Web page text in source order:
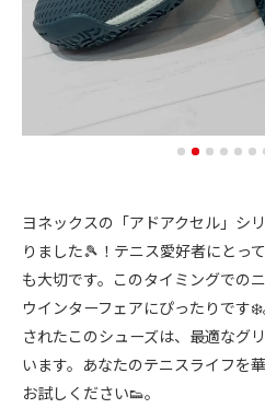
ヨネックスの「アドアクセル」シ
りました🎾！テニス愛好者にとっ
も大切です。このタイミングでの
ウインターフェアにぴったりです
されたこのシューズは、最適なグ
います。あなたのテニスライフを
お試しください👟。